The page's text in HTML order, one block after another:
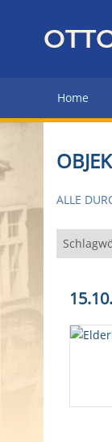
z
r
H
u
p
e
Home
ALLE